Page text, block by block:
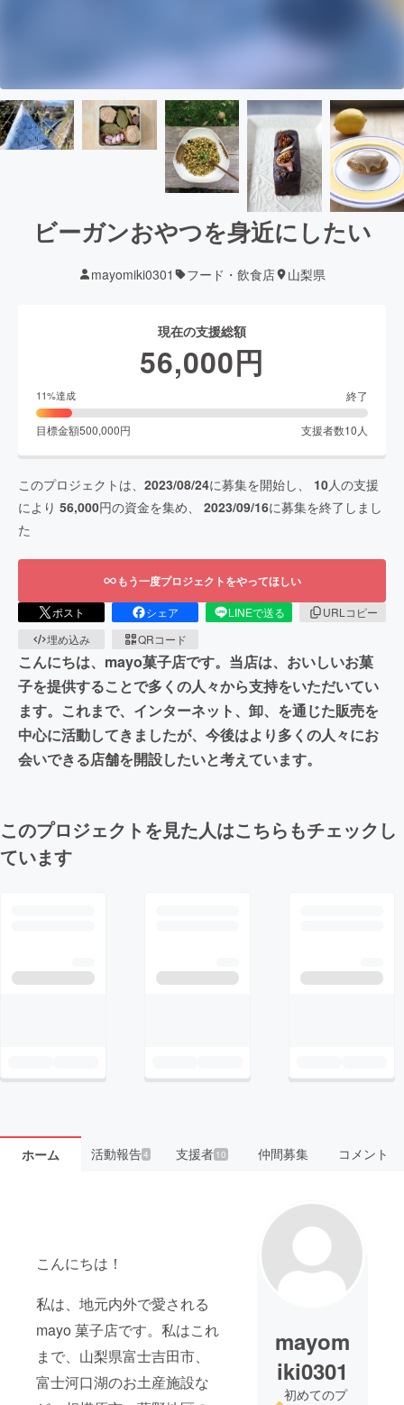
ビーガンおやつを身近にしたい
mayomiki0301 フード・飲食店 山梨県
現在の支援総額
56,000円
11%達成 終了
目標金額500,000円 支援者数10 人
このプロジェクトは、 2023/08/24に募集を開始し、 10人の支援
により 56,000円の資金を集め、 2023/09/16に募集を終了しまし
た
もう一度プロジェクトをやってほしい
ポスト シェア LINEで送る
URLコピー
埋め込み
QRコード
こんにちは、mayo菓子店です。当店は、おいしいお菓
子を提供することで多くの人々から支持をいただいてい
ます。これまで、インターネット、卸、を通じた販売を
中心に活動してきましたが、今後はより多くの人々にお
会いできる店舗を開設したいと考えています。
このプロジェクトを見た人はこちらもチェックし
ています
ホーム 活動報告4 支援者 10 仲間募集 コメント
こんにちは！
私は、地元内外で愛される
mayo 菓子店です。私はこれ
まで、山梨県富士吉田市、
富士河口湖のお土産施設な
mayom
iki0301
初めてのプ